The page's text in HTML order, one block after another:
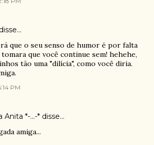
disse…
que o seu senso de humor é por falta
que você continue sem! hehehe,
tão uma "dilícia", como você diria.
PM
Anita *-...-* disse…
amiga...